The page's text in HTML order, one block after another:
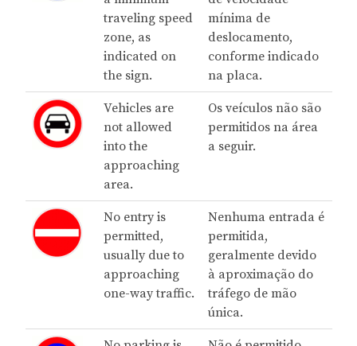
traveling speed
zone, as
indicated on
the sign.
mínima de
deslocamento,
conforme indicado
na placa.
Vehicles are
not allowed
into the
approaching
area.
Os veículos não são
permitidos na área
a seguir.
No entry is
permitted,
usually due to
approaching
one-way traffic.
Nenhuma entrada é
permitida,
geralmente devido
à aproximação do
tráfego de mão
única.